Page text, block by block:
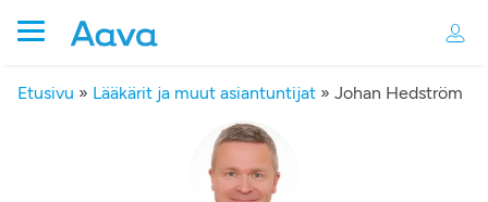
Etusivu » Lääkärit ja muut asiantuntijat » Johan Hedström